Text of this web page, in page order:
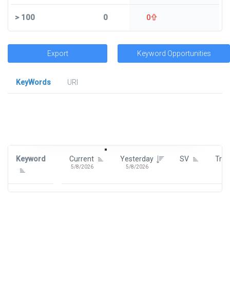
>100 0 0
Export Keyword Opportunities
KeyWords
URl
Keyword Current
5/8/2026
Yesterday
5/8/2026
SV